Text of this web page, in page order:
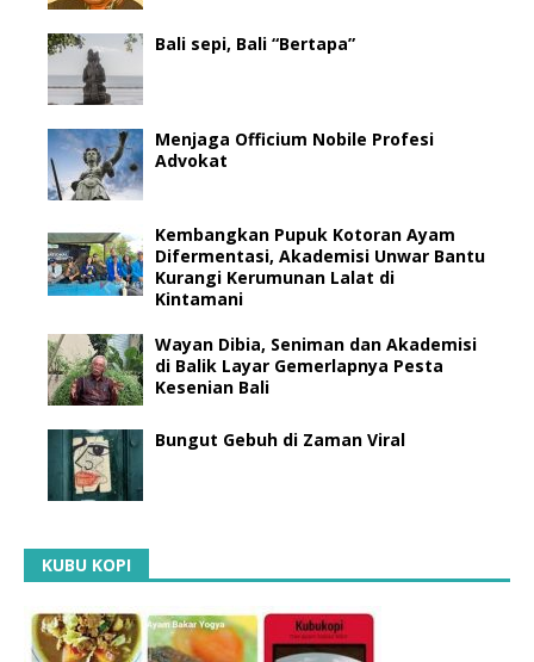
Bali sepi, Bali “Bertapa”
Menjaga Officium Nobile Profesi
Advokat
Kembangkan Pupuk Kotoran Ayam
Difermentasi, Akademisi Unwar Bantu
Kurangi Kerumunan Lalat di
Kintamani
Wayan Dibia, Seniman dan Akademisi
di Balik Layar Gemerlapnya Pesta
Kesenian Bali
Bungut Gebuh di Zaman Viral
KUBU KOPI